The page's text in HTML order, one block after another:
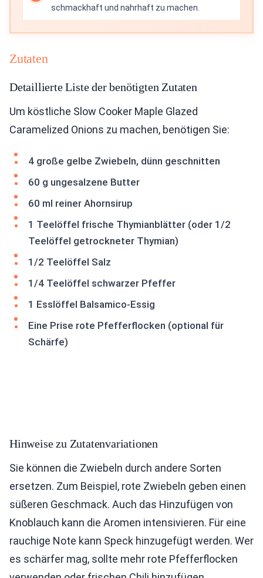
schmackhaft und nahrhaft zu machen.
Zutaten
Detaillierte Liste der benötigten Zutaten
Um köstliche Slow Cooker Maple Glazed
Caramelized Onions zu machen, benötigen Sie:
4 große gelbe Zwiebeln, dünn geschnitten
60 g ungesalzene Butter
60 ml reiner Ahornsirup
1 Teelöffel frische Thymianblätter (oder 1/2
Teelöffel getrockneter Thymian)
1/2 Teelöffel Salz
1/4 Teelöffel schwarzer Pfeffer
1 Esslöffel Balsamico-Essig
Eine Prise rote Pfefferflocken (optional für
Schärfe)
Hinweise zu Zutatenvariationen
Sie können die Zwiebeln durch andere Sorten
ersetzen. Zum Beispiel, rote Zwiebeln geben einen
süßeren Geschmack. Auch das Hinzufügen von
Knoblauch kann die Aromen intensivieren. Für eine
rauchige Note kann Speck hinzugefügt werden. Wer
es schärfer mag, sollte mehr rote Pfefferflocken